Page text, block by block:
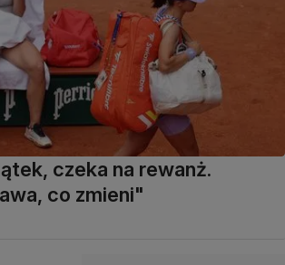
czeka na rewanż.
co zmieni"